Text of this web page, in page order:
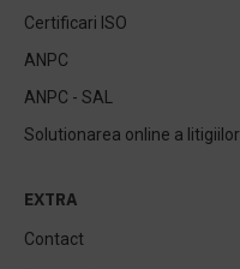
Certificari ISO
ANPC
ANPC - SAL
Solutionarea online a litigiilor
EXTRA
Contact